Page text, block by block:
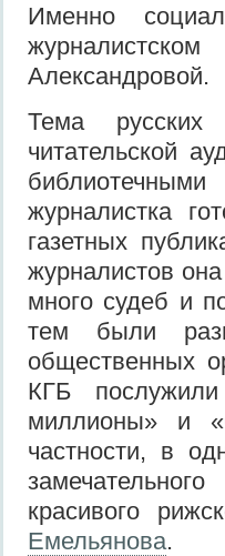
Именно
Александровой.
Тема русских
читательской
журналистка
газетных
журналистов
много судеб и
тем были
общественных
КГБ
миллионы» и
частности, в
красивого
Емельянова.